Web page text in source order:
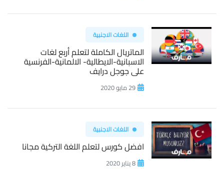
اللغات الاجنبية
الماتريال الكاملة لتعلم أربع لغات
الاسبانية-الايطالية- الالمانية-الفرنسية
على جوجل درايف
29 مايو 2020
اللغات الاجنبية
افضل كورس لتعلم اللغة التركية مجانا
8 يناير 2020